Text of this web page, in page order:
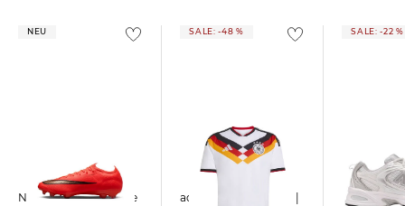
NEU
Nike | Fußballschuhe
SALE: -48 %
adidas Performance |
SALE: -22 %
New